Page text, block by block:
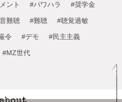
ント #パワハラ #奨学金
難聴 #難聴 #聴覚過敏
令 #デモ #民主主義
#MZ世代